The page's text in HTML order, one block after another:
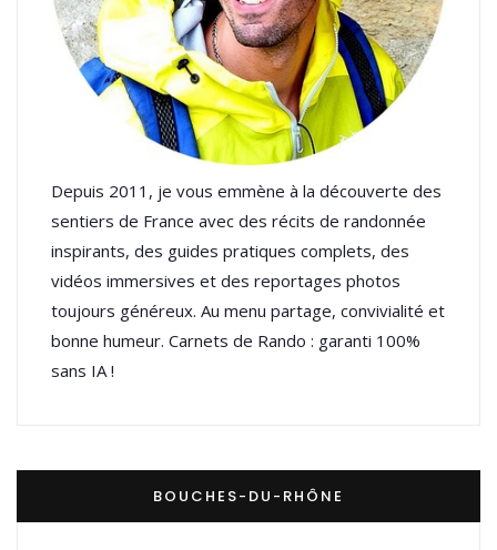
Depuis 2011, je vous emmène à la découverte des
sentiers de France avec des récits de randonnée
inspirants, des guides pratiques complets, des
vidéos immersives et des reportages photos
toujours généreux. Au menu partage, convivialité et
bonne humeur. Carnets de Rando : garanti 100%
sans IA !
BOUCHES-DU-RHÔNE